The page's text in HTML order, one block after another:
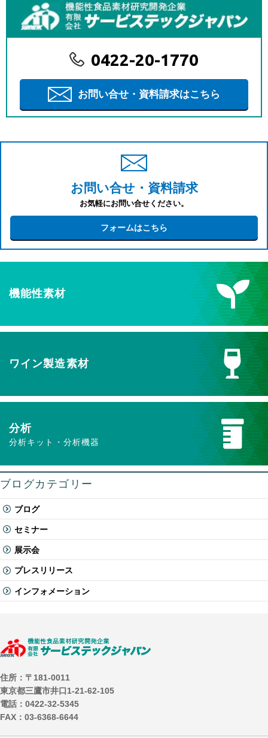
0422-20-1770
お問い合せ・資料請求はこちら
お問い合せ・資料請求
お気軽にお問い合せください。
フォームはこちら
機能性素材
ワイン製造素材
分析
分析キット・分析機器
ブログカテゴリー
ブログ
セミナー
展示会
プレスリリース
インフォメーション
住所：〒181-0011
東京都三鷹市井口1-21-62-105
電話：0422-32-5345
FAX：03-6368-6644